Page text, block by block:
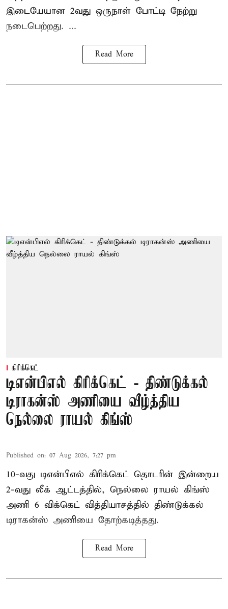
இடையேயான 2வது ஒருநாள் போட்டி நேற்று
நடைபெற்றது. ...
Read More
கிரிக்கெட்
டிஎன்பிஎல் கிரிக்கெட் - திண்டுக்கல்
டிராகன்ஸ் அணியை வீழ்த்திய
நெல்லை ராயல் கிங்ஸ்
Published on: 07 Aug 2026, 7:27 pm
10-வது டிஎன்பிஎல் கிரிக்கெட் தொடரின் இன்றைய
2-வது லீக் ஆட்டத்தில், நெல்லை ராயல் கிங்ஸ்
அணி 6 விக்கெட் வித்தியாசத்தில் திண்டுக்கல்
டிராகன்ஸ் அணியை தோற்கடித்தது.
Read More